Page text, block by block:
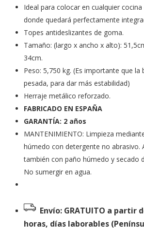
Ideal para colocar en cualquier
donde quedará perfectamente
Topes antideslizantes de goma.
Tamaño: (largo x ancho x alto):
34cm.
Peso: 5,750 kg. (Es importante que la
pesada, para dar más estabilidad)
Herraje metálico reforzado.
FABRICADO EN ESPAÑA
GARANTÍA: 2 años
MANTENIMIENTO: Limpieza
húmedo con detergente no abrasivo.
también con paño húmedo y secado
No sumergir en agua.
Envío: GRATUITO a partir
horas, días laborables